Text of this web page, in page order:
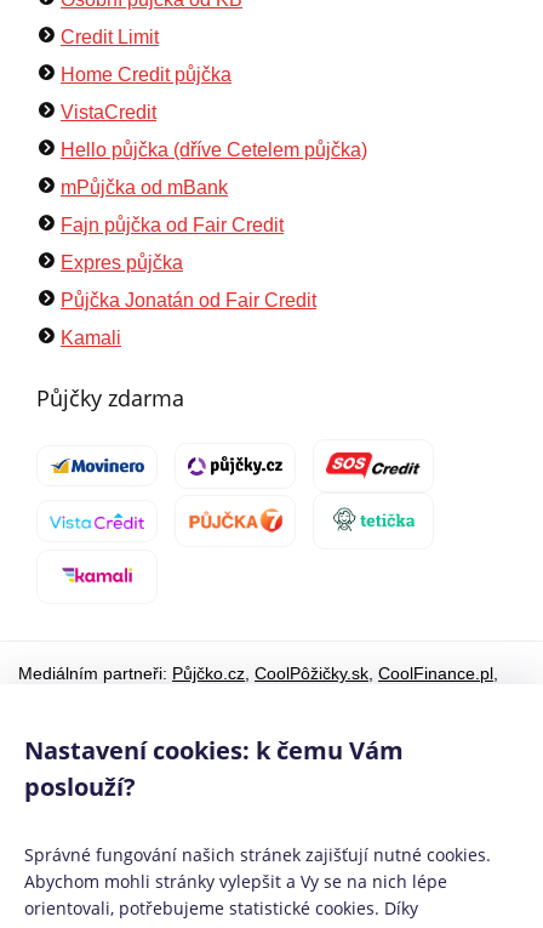
Credit Limit
Home Credit půjčka
VistaCredit
Hello půjčka (dříve Cetelem půjčka)
mPůjčka od mBank
Fajn půjčka od Fair Credit
Expres půjčka
Půjčka Jonatán od Fair Credit
Kamali
Půjčky zdarma
Mediálním partneři: Půjčko.cz CoolPôžičky.sk CoolFinance.pl
©CoolPujcky.cz - Česká spořitelna mění svoje internetové
bankovnictví
Váš nezávislý odborný srovnávač půjček pro rok 2026
Provozovatel: Ve spolupráci s
Povinně zveřejňované informace|Informace o řazení produktových
nabídek.
Nastavení cookies: k čemu Vám
poslouží?
Správné fungování našich stránek zajišťují nutné cookies.
Abychom mohli stránky vylepšit a Vy se na nich lépe
orientovali, potřebujeme statistické cookies. Díky